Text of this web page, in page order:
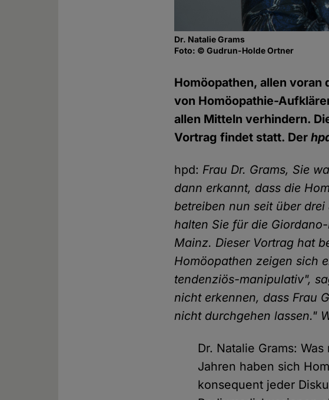
Dr. Natalie Grams
Foto: © Gudrun-Holde Ortner
Homöopathen, allen voran
von Homöopathie-
allen Mitteln verhindern.
Vortrag findet statt. Der
hpd: Frau Dr. Grams, Sie
dann erkannt, dass die
betreiben nun seit über
halten Sie für die
Mainz. Dieser Vortrag hat
Homöopathen zeigen sich
tendenziös-manipulativ",
nicht erkennen, dass Frau
nicht durchgehen lassen."
Dr. Natalie Grams:
Jahren haben sich
konsequent jeder